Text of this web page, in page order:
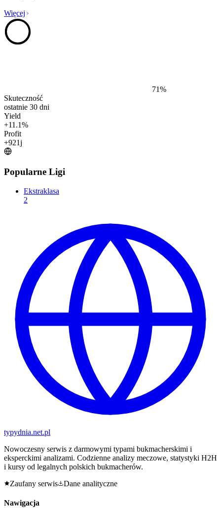
Więcej
71%
Skuteczność
ostatnie 30 dni
Yield
+11.1%
Profit
+921j
Popularne Ligi
Ekstraklasa
2
typydnia.net.pl
Nowoczesny serwis z darmowymi typami bukmacherskimi i
eksperckimi analizami. Codzienne analizy meczowe, statystyki H2H
i kursy od legalnych polskich bukmacherów.
Zaufany serwis
Dane analityczne
Nawigacja